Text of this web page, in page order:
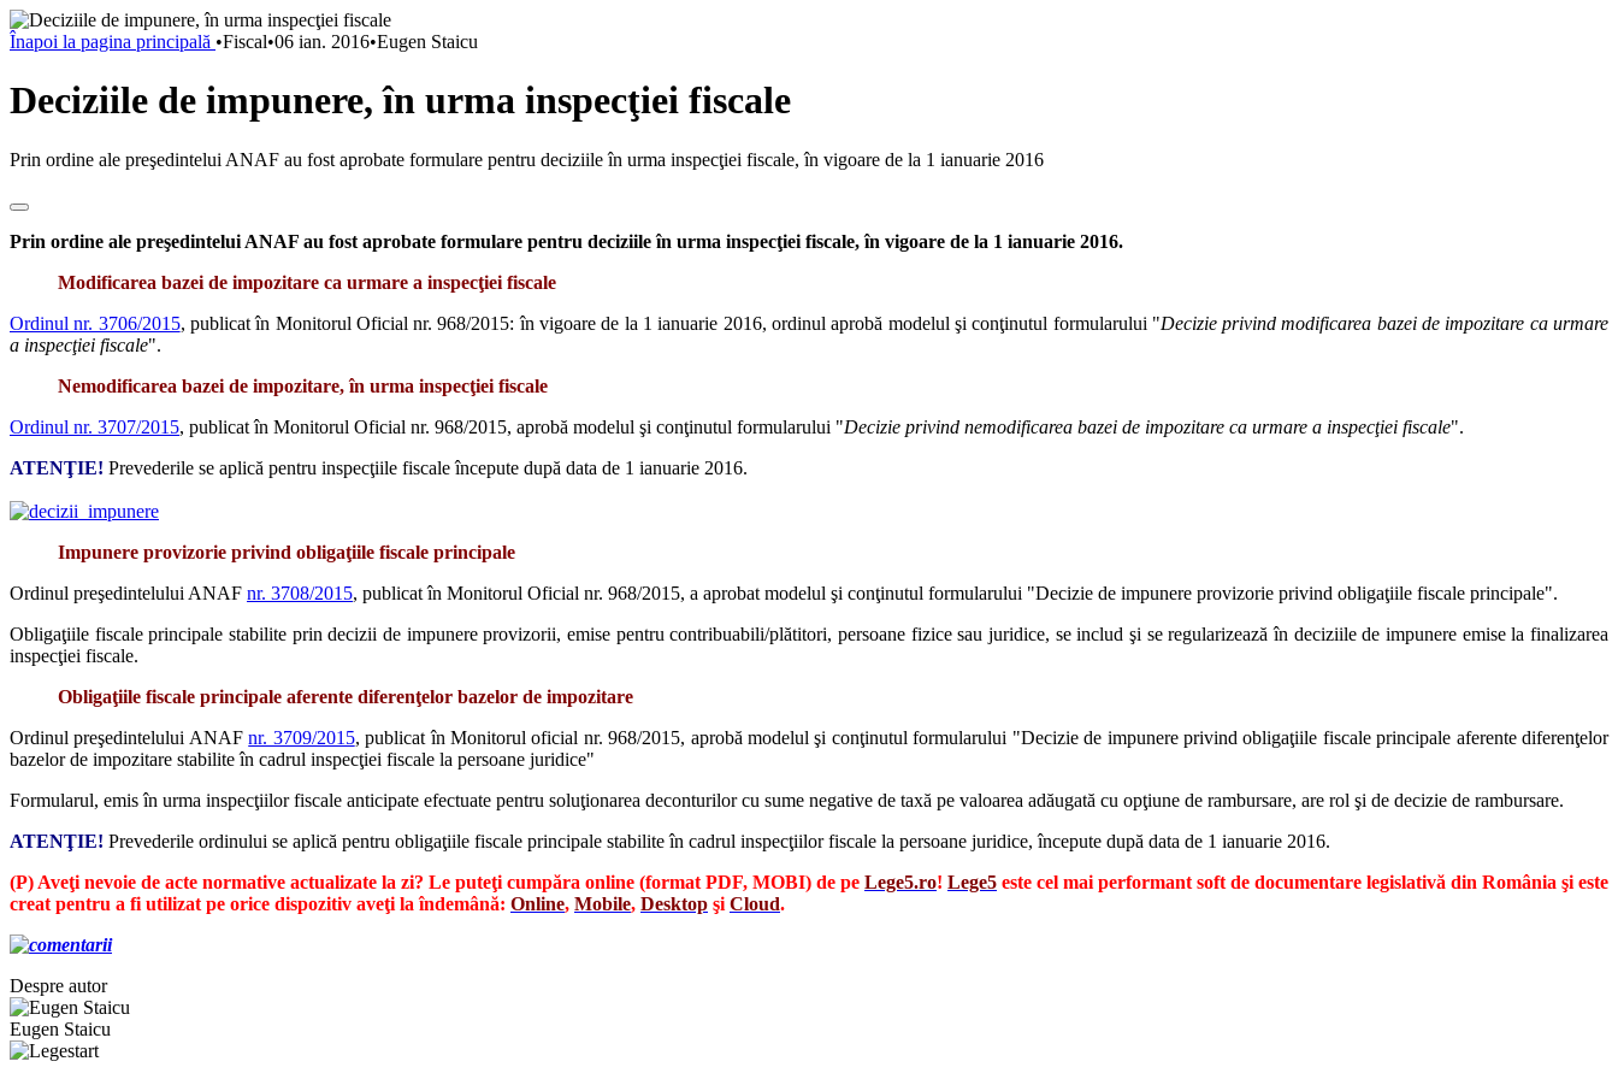
Înapoi la pagina principală •Fiscal•06 ian. 2016•Eugen Staicu
Deciziile de impunere, în urma inspecţiei fiscale
Prin ordine ale preşedintelui ANAF au fost aprobate formulare pentru deciziile în urma inspecţiei fiscale, în vigoare de la 1 ianuarie 2016
Prin ordine ale preşedintelui ANAF au fost aprobate formulare pentru deciziile în urma inspecţiei fiscale, în vigoare de la 1 ianuarie 2016.
Modificarea bazei de impozitare ca urmare a inspecţiei fiscale
Ordinul nr. 3706/2015, publicat în Monitorul Oficial nr. 968/2015: în vigoare de la 1 ianuarie 2016, ordinul aprobă modelul şi conţinutul formularului "Decizie privind modificarea bazei de impozitare ca urmare
a inspecţiei fiscale".
Nemodificarea bazei de impozitare, în urma inspecţiei fiscale
Ordinul nr. 3707/2015, publicat în Monitorul Oficial nr. 968/2015, aprobă modelul şi conţinutul formularului "Decizie privind nemodificarea bazei de impozitare ca urmare a inspecţiei fiscale".
ATENŢIE! Prevederile se aplică pentru inspecţiile fiscale începute după data de 1 ianuarie 2016.
Impunere provizorie privind obligaţiile fiscale principale
Ordinul preşedintelului ANAF nr. 3708/2015, publicat în Monitorul Oficial nr. 968/2015, a aprobat modelul şi conţinutul formularului "Decizie de impunere provizorie privind obligaţiile fiscale principale".
Obligaţiile fiscale principale stabilite prin decizii de impunere provizorii, emise pentru contribuabili/plătitori, persoane fizice sau juridice, se includ şi se regularizează în deciziile de impunere emise la finalizarea
inspecţiei fiscale.
Obligaţiile fiscale principale aferente diferenţelor bazelor de impozitare
Ordinul preşedintelului ANAFnr. 3709/2015, publicat în Monitorul oficial nr. 968/2015, aprobă modelul şi conţinutul formularului "Decizie de impunere privind obligaţiile fiscale principale aferente diferenţelor
bazelor de impozitare stabilite în cadrul inspecţiei fiscale la persoane juridice"
Formularul, emis în urma inspecţiilor fiscale anticipate efectuate pentru soluţionarea deconturilor cu sume negative de taxă pe valoarea adăugată cu opţiune de rambursare, are rol şi de decizie de rambursare.
ATENŢIE! Prevederile ordinului se aplică pentru obligaţiile fiscale principale stabilite în cadrul inspecţiilor fiscale la persoane juridice, începute după data de 1 ianuarie 2016.
(P) Aveţi nevoie de acte normative actualizate la zi? Le puteţi cumpăra online (format PDF, MOBI) de pe Lege5.ro! Lege5 este cel mai performant soft de documentare legislativă din România şi este
creat pentru a fi utilizat pe orice dispozitiv aveţi la îndemână: Online, Mobile, Desktop şi Cloud.
Despre autor
Eugen Staicu